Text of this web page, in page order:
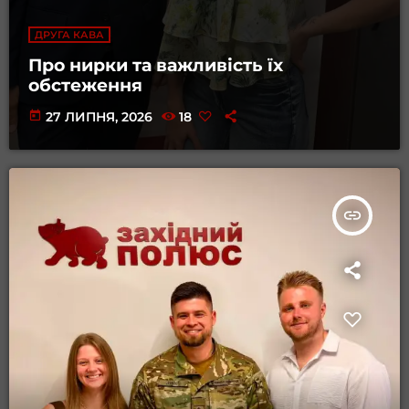
ДРУГА КАВА
Про нирки та важливість їх
обстеження
today 27 ЛИПНЯ, 2026 18
insert_link